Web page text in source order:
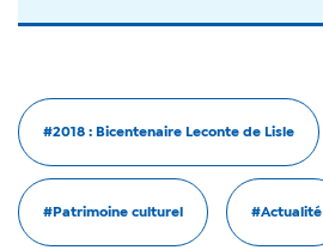
#2018 : Bicentenaire Leconte de Lisle
#Patrimoine culturel #Actualité